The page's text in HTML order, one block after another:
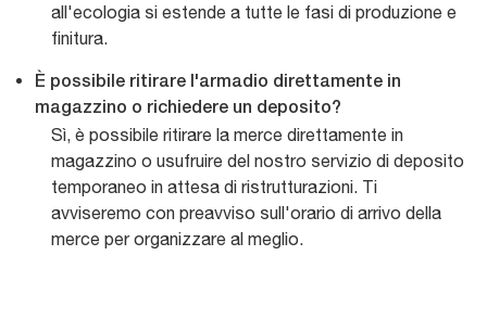
all'ecologia si estende a tutte le fasi di produzione e
finitura.
È possibile ritirare l'armadio direttamente in
magazzino o richiedere un deposito?
Sì, è possibile ritirare la merce direttamente in
magazzino o usufruire del nostro servizio di deposito
temporaneo in attesa di ristrutturazioni. Ti
avviseremo con preavviso sull'orario di arrivo della
merce per organizzare al meglio.